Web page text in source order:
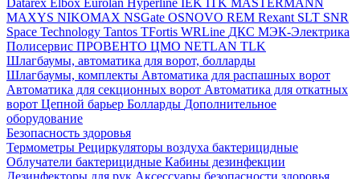
MAXYS NIKOMAX NSGate OSNOVO REM Rexant SLT SNR
Space Technology Tantos TFortis WRLine ДКС МЭК-Электрика
Полисервис ПРОВЕНТО ЦМО NETLAN TLK
Шлагбаумы, автоматика для ворот, болларды
Шлагбаумы, комплекты Автоматика для распашных ворот
Автоматика для секционных ворот Автоматика для откатных
ворот Цепной барьер Болларды Дополнительное
оборудование
Безопасность здоровья
Термометры Рециркуляторы воздуха бактерицидные
Облучатели бактерицидные Кабины дезинфекции
Дезинфекторы для рук Аксессуары безопасности здоровья